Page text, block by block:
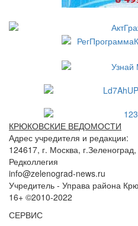
КРЮКОВСКИЕ ВЕДОМОСТИ
Адрес учредителя и редакции:
124617, г. Москва,
Редколлегия
info@zelenograd-news.ru
Учредитель - Управа района
16+ ©2010-2022
СЕРВИС